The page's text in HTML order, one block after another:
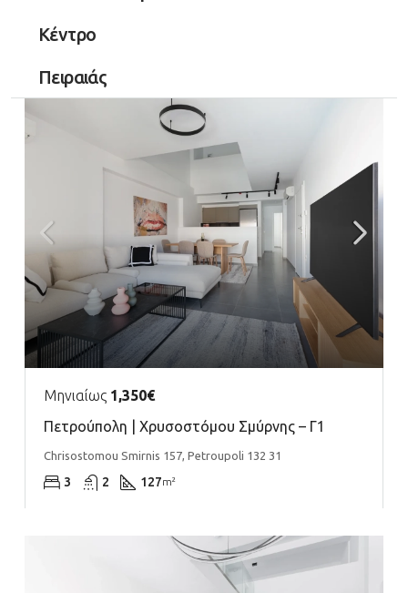
Κέντρο
Πειραιάς
Μηνιαίως 1,350€
Πετρούπολη | Χρυσοστόμου Σμύρνης – Γ1
Chrisostomou Smirnis 157, Petroupoli 132 31
3 2 127m²